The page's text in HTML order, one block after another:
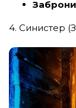
4. Синистер